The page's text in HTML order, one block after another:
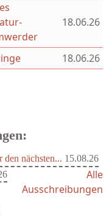
18.06.26
18.06.26
den nächsten... 15.08.26
Alle
Ausschreibungen